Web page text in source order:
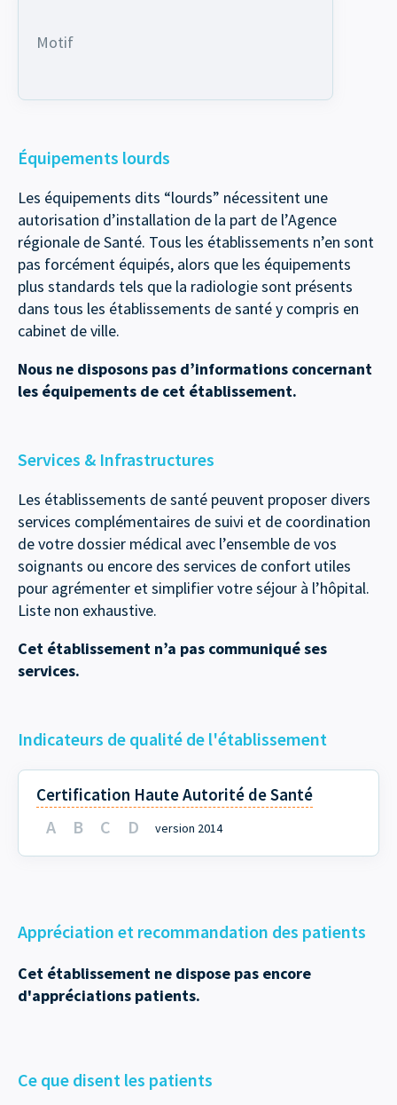
Motif
Équipements lourds
Les équipements dits “lourds” nécessitent une
autorisation d’installation de la part de l’Agence
régionale de Santé. Tous les établissements n’en sont
pas forcément équipés, alors que les équipements
plus standards tels que la radiologie sont présents
dans tous les établissements de santé y compris en
cabinet de ville.
Nous ne disposons pas d’informations concernant
les équipements de cet établissement.
Services & Infrastructures
Les établissements de santé peuvent proposer divers
services complémentaires de suivi et de coordination
de votre dossier médical avec l’ensemble de vos
soignants ou encore des services de confort utiles
pour agrémenter et simplifier votre séjour à l’hôpital.
Liste non exhaustive.
Cet établissement n’a pas communiqué ses
services.
Indicateurs de qualité de l'établissement
Certification Haute Autorité de Santé
A B C D version 2014
Appréciation et recommandation des patients
Cet établissement ne dispose pas encore
d'appréciations patients.
Ce que disent les patients